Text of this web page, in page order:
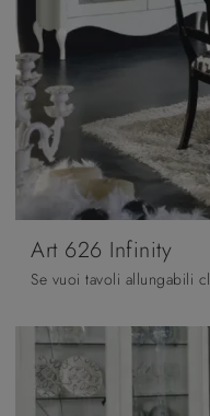
Art 626 Infinity